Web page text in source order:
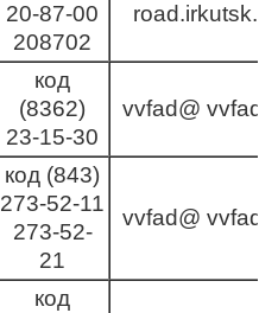
20-87-00
208702
road.irkutsk.ru
код
(8362)
23-15-30
vvfad@ vvfad.ru
код (843)
273-52-11
273-52-
21
vvfad@ vvfad.ru
код